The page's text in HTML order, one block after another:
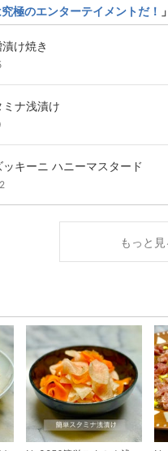
極のエンターテイメントだ！
け焼き
ナ浅漬け
キーニ ハニーマスタード
もっと